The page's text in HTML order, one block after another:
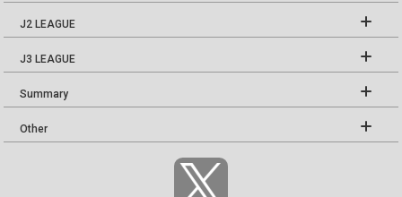
J2 LEAGUE
J3 LEAGUE
Summary
Other